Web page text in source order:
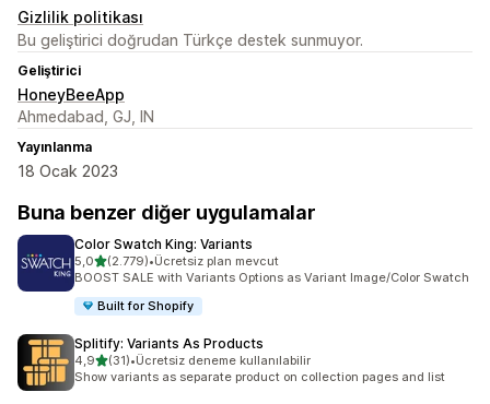
Gizlilik politikası
Bu geliştirici doğrudan Türkçe destek sunmuyor.
Geliştirici
HoneyBeeApp
Ahmedabad, GJ, IN
Yayınlanma
18 Ocak 2023
Buna benzer diğer uygulamalar
Color Swatch King: Variants
5,05 yıldız üzerinden
(2.779)
toplam 2779 değerlendirme
•Ücretsiz plan mevcut
BOOST SALE with Variants Options as Variant Image/Color Swatch
Built for Shopify
Splitify: Variants As Products
4,95 yıldız üzerinden
(31)
toplam 31 değerlendirme
•Ücretsiz deneme kullanılabilir
Show variants as separate product on collection pages and list